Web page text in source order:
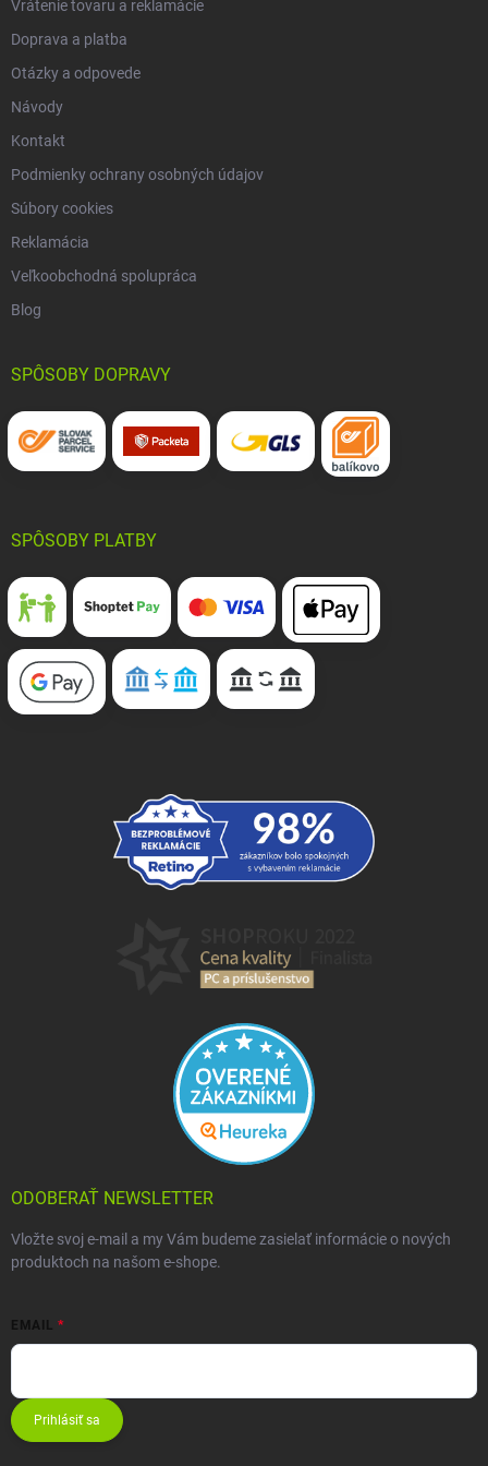
Vrátenie tovaru a reklamácie
Doprava a platba
Otázky a odpovede
Návody
Kontakt
Podmienky ochrany osobných údajov
Súbory cookies
Reklamácia
Veľkoobchodná spolupráca
Blog
SPÔSOBY DOPRAVY
SPÔSOBY PLATBY
ODOBERAŤ NEWSLETTER
Vložte svoj e-mail a my Vám budeme zasielať informácie o nových
produktoch na našom e-shope.
EMAIL
Prihlásiť sa